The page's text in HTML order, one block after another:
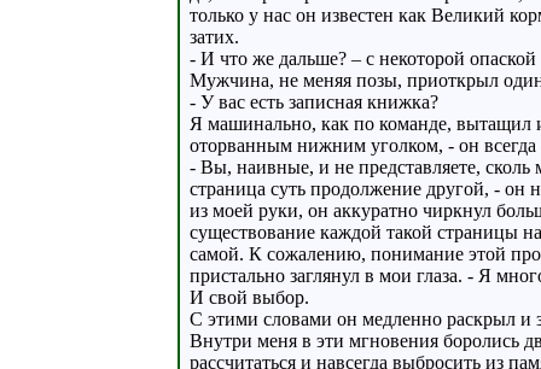
только у нас он известен как Великий
затих.
- И что же дальше? – с некоторой
Мужчина, не меняя позы, приоткрыл один
- У вас есть записная книжка?
Я машинально, как по команде, вытащил
оторванным нижним уголком, - он
- Вы, наивные, и не представляете, сколь
страница суть продолжение другой, - он
из моей руки, он аккуратно чиркнул
существование каждой такой страницы
самой. К сожалению, понимание этой
пристально заглянул в мои глаза. - Я
И свой выбор.
С этими словами он медленно раскрыл и
Внутри меня в эти мгновения боролись
рассчитаться и навсегда выбросить из